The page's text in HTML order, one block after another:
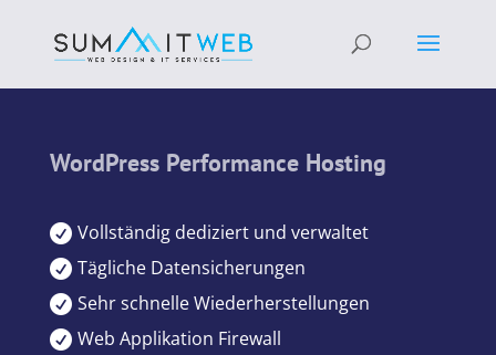
WordPress Performance Hosting
 Vollständig dediziert und verwaltet
 Tägliche Datensicherungen
 Sehr schnelle Wiederherstellungen
 Web Applikation Firewall